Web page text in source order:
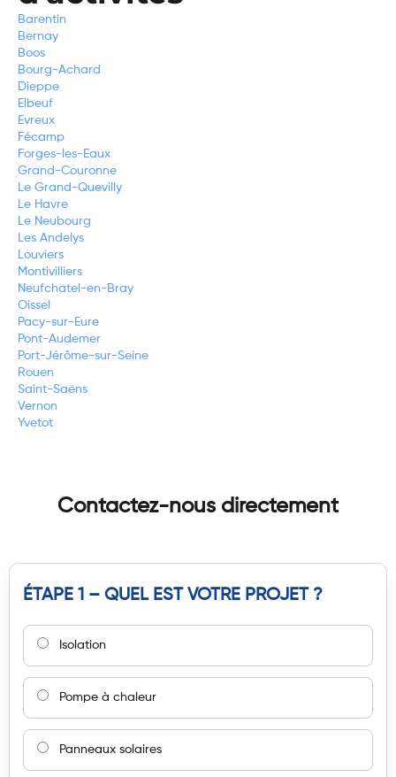
Barentin
Bernay
Boos
Bourg-Achard
Dieppe
Elbeuf
Evreux
Fécamp
Forges-les-Eaux
Grand-Couronne
Le Grand-Quevilly
Le Havre
Le Neubourg
Les Andelys
Louviers
Montivilliers
Neufchatel-en-Bray
Oissel
Pacy-sur-Eure
Pont-Audemer
Port-Jérôme-sur-Seine
Rouen
Saint-Saëns
Vernon
Yvetot
Contactez-nous directement
ÉTAPE 1 – QUEL EST VOTRE PROJET ?
Isolation
Pompe à chaleur
Panneaux solaires